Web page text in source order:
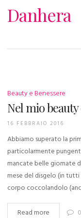
Danhera
Beauty e Benessere
Nel mio
16 FEBBRAIO 2016
Abbiamo superato la
particolarmente
mancate belle giornate
mese del disgelo (in tutti
corpo coccolandolo
Read more 0